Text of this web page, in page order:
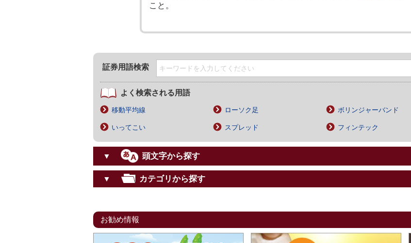
こと。
証券用語検索
よく検索される用語
移動平均線 ローソク足 ボリンジャーバンド
いってこい スプレッド フィンテック
▼ 頭文字から探す
▼ カテゴリから探す
お勧め情報